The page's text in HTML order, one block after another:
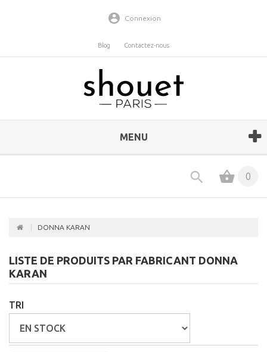
Connexion
Blog Contactez-nous
MENU
0
DONNA KARAN
LISTE DE PRODUITS PAR FABRICANT DONNA
KARAN
TRI